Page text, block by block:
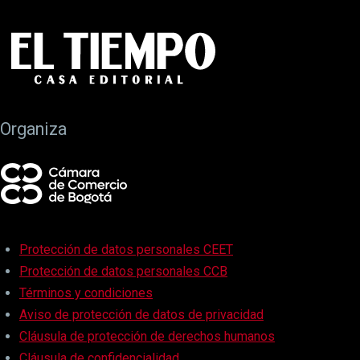
Organiza
Protección de datos personales CEET
Protección de datos personales CCB
Términos y condiciones
Aviso de protección de datos de privacidad
Cláusula de protección de derechos humanos